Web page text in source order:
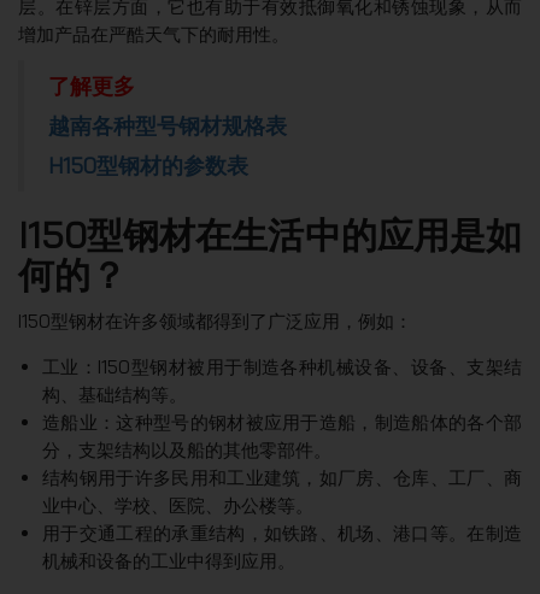
层。在锌层方面，它也有助于有效抵御氧化和锈蚀现象，从而
增加产品在严酷天气下的耐用性。
了解更多
越南各种型号钢材规格表
H150型钢材的参数表
I150型钢材在生活中的应用是如
何的？
I150型钢材在许多领域都得到了广泛应用，例如：
工业：I150型钢材被用于制造各种机械设备、设备、支架结
构、基础结构等。
造船业：这种型号的钢材被应用于造船，制造船体的各个部
分，支架结构以及船的其他零部件。
结构钢用于许多民用和工业建筑，如厂房、仓库、工厂、商
业中心、学校、医院、办公楼等。
用于交通工程的承重结构，如铁路、机场、港口等。在制造
机械和设备的工业中得到应用。